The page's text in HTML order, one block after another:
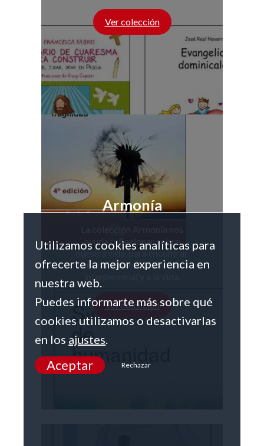
Ver colección
Armonía
La colección Armonía nos
ayuda reflexionar sobre
nuestra vida, para encontrar
sentido a la fe, al encuentro
interpersonal y a la vida.
Ver colección
Utilizamos cookies analíticas para
ofrecerte la mejor experiencia en
nuestra web.
Puedes informarte más sobre qué
cookies utilizamos o desactivarlas
en los ajustes.
Aceptar Rechazar